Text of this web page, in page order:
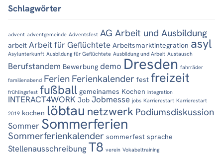
Schlagwörter
advent adventgemeinde Adventsfest AG Arbeit und Ausbildung
arbeit Arbeit für Geflüchtete Arbeitsmarktintegration asyl
Asylunterkunft Ausbildung für Geflüchtete Ausbildung und Arbeit Austausch
Berufstandem Bewerbung demo Dresden fahrräder
familienabend Ferien Ferienkalender fest freizeit
frühlingsfest fußball gemeinames Kochen integration
INTERACT4WORK Job Jobmesse jobs Karrierestart Karrierestart
2019 kochen löbtau netzwerk Podiumsdiskussion
Sommer Sommerferien
Sommerferienkalender sommerfest sprache
Stellenausschreibung T8 verein Vokabeltraining